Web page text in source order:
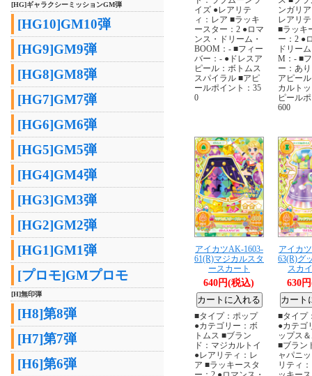
[HG]ギャラクシーミッションGM弾
[HG10]GM10弾
[HG9]GM9弾
[HG8]GM8弾
[HG7]GM7弾
[HG6]GM6弾
[HG5]GM5弾
[HG4]GM4弾
[HG3]GM3弾
[HG2]GM2弾
[HG1]GM1弾
[プロモ]GMプロモ
[H]無印弾
[H8]第8弾
[H7]第7弾
[H6]第6弾
イズ ●レアリテ
ィ：レア ■ラッキ
ースター：2 ●ロマ
ンス・ドリーム・
BOOM：- ■フィー
バー：- ●ドレスア
ピール：ボトムス
スパイラル ■アピ
ールポイント：35
0
ンガリ
レアリ
■ラッキ
ー：2 ●
ドリー
M：- ■
ー：あ
アピー
カルト
ピール
600
アイカツAK-1603-
61(R)マジカルスタ
ースカート
640円(税込)
■タイプ：ポップ
●カテゴリー：ボ
トムス ■ブラン
ド：マジカルトイ
●レアリティ：レ
ア ■ラッキースタ
アイカ
63(R)グ
スカ
630
■タイプ
●カテゴ
ップス
■ブラン
ャパニ
リティ